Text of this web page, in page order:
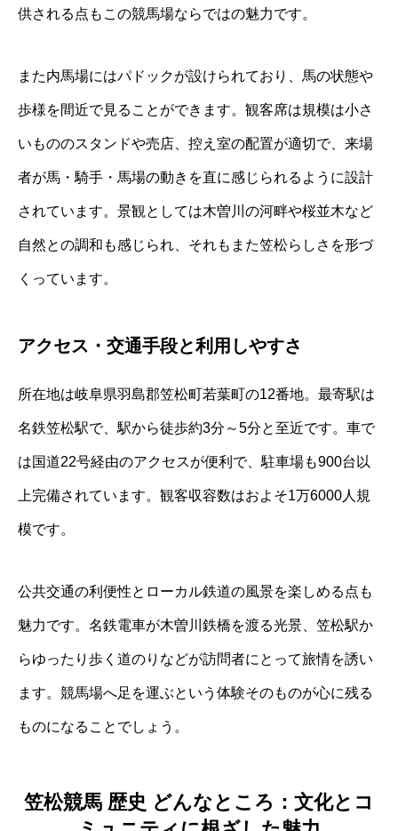
供される点もこの競馬場ならではの魅力です。
また内馬場にはパドックが設けられており、馬の状態や
歩様を間近で見ることができます。観客席は規模は小さ
いもののスタンドや売店、控え室の配置が適切で、来場
者が馬・騎手・馬場の動きを直に感じられるように設計
されています。景観としては木曽川の河畔や桜並木など
自然との調和も感じられ、それもまた笠松らしさを形づ
くっています。
アクセス・交通手段と利用しやすさ
所在地は岐阜県羽島郡笠松町若葉町の12番地。最寄駅は
名鉄笠松駅で、駅から徒歩約3分～5分と至近です。車で
は国道22号経由のアクセスが便利で、駐車場も900台以
上完備されています。観客収容数はおよそ1万6000人規
模です。
公共交通の利便性とローカル鉄道の風景を楽しめる点も
魅力です。名鉄電車が木曽川鉄橋を渡る光景、笠松駅か
らゆったり歩く道のりなどが訪問者にとって旅情を誘い
ます。競馬場へ足を運ぶという体験そのものが心に残る
ものになることでしょう。
笠松競馬 歴史 どんなところ：文化とコ